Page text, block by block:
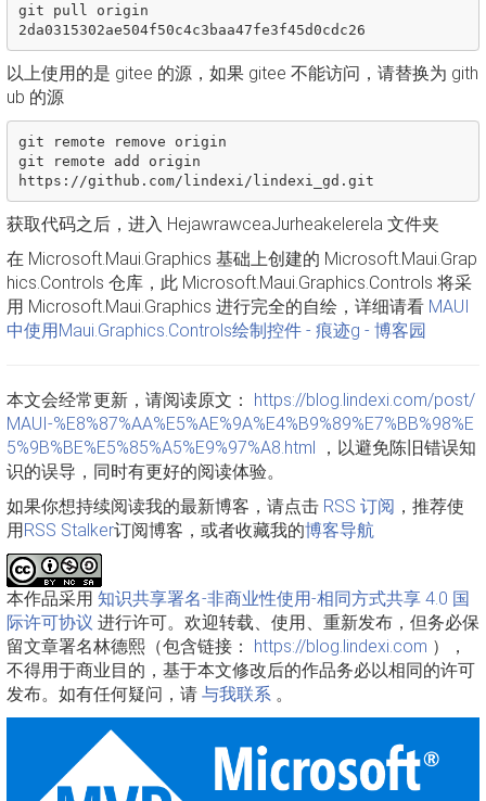
git pull origin
以上使用的是 gitee 的源，如果 gitee 不能访问，请替换为 gith
ub 的源
git remote remove origin
git remote add origin
获取代码之后，进入 HejawrawceaJurheakelerela 文件夹
在 Microsoft.Maui.Graphics 基础上创建的 Microsoft.Maui.Grap
hics.Controls 仓库，此 Microsoft.Maui.Graphics.Controls 将采
用 Microsoft.Maui.Graphics 进行完全的自绘，详细请看 MAUI
中使用Maui.Graphics.Controls绘制控件 - 痕迹g - 博客园
本文会经常更新，请阅读原文：
https://blog.lindexi.com/post/
MAUI-%E8%87%AA%E5%AE%9A%E4%B9%89%E7%BB%98%E
5%9B%BE%E5%85%A5%E9%97%A8.html
，以避免陈旧错误知
识的误导，同时有更好的阅读体验。
如果你想持续阅读我的最新博客，请点击 RSS 订阅 ，推荐使
用 RSS Stalker订阅博客，或者收藏我的博客导航
本作品采用 知识共享署名-非商业性使用-相同方式共享 4.0 国
际许可协议 进行许可。欢迎转载、使用、重新发布，但务必保
留文章署名林德熙（包含链接：
https://blog.lindexi.com ），
不得用于商业目的，基于本文修改后的作品务必以相同的许可
发布。如有任何疑问，请 与我联系 。